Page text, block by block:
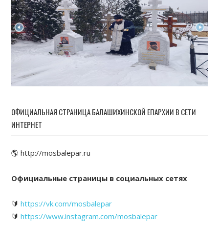
ОФИЦИАЛЬНАЯ СТРАНИЦА БАЛАШИХИНСКОЙ ЕПАРХИИ В СЕТИ
ИНТЕРНЕТ
🌎 http://mosbalepar.ru
Официальные страницы в социальных сетях
🔰 https://vk.com/mosbalepar
🔰 https://www.instagram.com/mosbalepar